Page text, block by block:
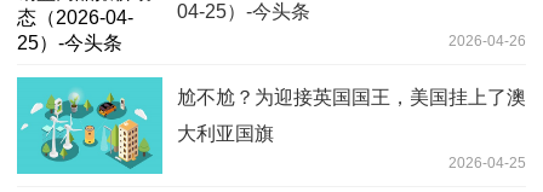
04-25）-今头条
2026-04-26
尬不尬？为迎接英国国王，美国挂上了澳
大利亚国旗
2026-04-25